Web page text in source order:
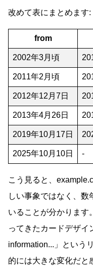
改めて表にまとめます:
from
2002年3月頃
2011年2月頃
2012年12月7日
2013年4月26日
2019年10月17日
2025年10月10日 -
こう見ると、
しい事象ではなく、数
いることが分かります
ってきたカードデザイ
information...」という
的には大きな変化だと